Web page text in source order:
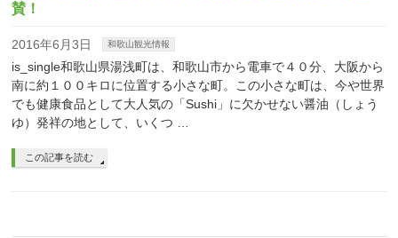
賛！
2016年6月3日 和歌山観光情報
is_single和歌山県湯浅町は、和歌山市から電車で４０分、大阪から
南に約１００キロに位置する小さな町。この小さな町は、今や世界
でも健康食品として大人気の「Sushi」に欠かせない醤油（しょう
ゆ）発祥の地として、いくつ …
この記事を読む